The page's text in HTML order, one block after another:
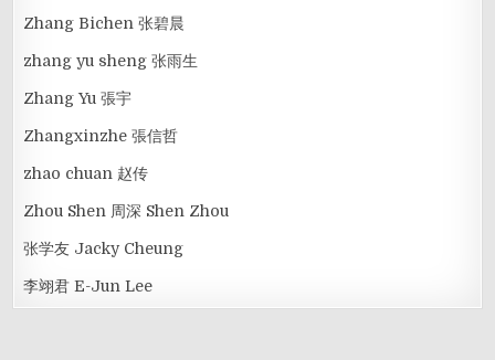
Zhang Bichen 张碧晨
zhang yu sheng 张雨生
Zhang Yu 張宇
Zhangxinzhe 張信哲
zhao chuan 赵传
Zhou Shen 周深 Shen Zhou
张学友 Jacky Cheung
李翊君 E-Jun Lee